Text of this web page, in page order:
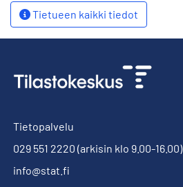
Tietueen kaikki tiedot
Tietopalvelu
029 551 2220 (arkisin klo 9.00-16.00)
info@stat.fi